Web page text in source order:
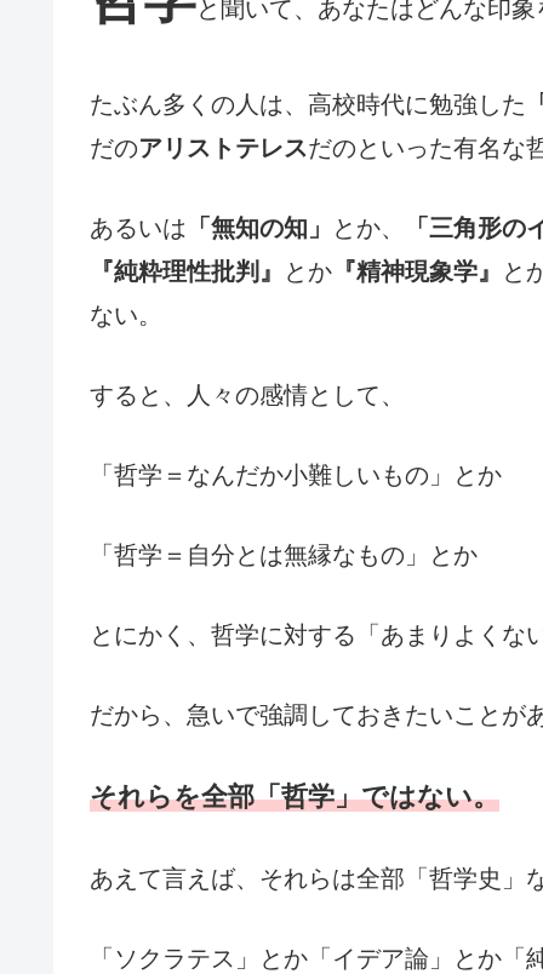
と聞いて、あなたはどんな印
たぶん多くの人は、高校時代に勉強した
だのアリストテレスだのといった有名な
あるいは 「無知の知」 とか、
「三角形の
『純粋理性批判』
とか 『精神現象学』
と
ない。
すると、人々の感情として、
「哲学＝なんだか小難しいもの」とか
「哲学＝自分とは無縁なもの」とか
とにかく、哲学に対する「あまりよくな
だから、急いで強調しておきたいことが
それらを全部「哲学」ではない。
あえて言えば、それらは全部「哲学史」
「ソクラテス」とか「イデア論」とか